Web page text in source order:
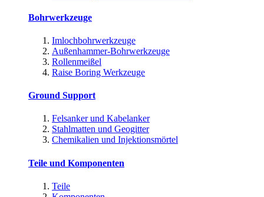
Bohrwerkzeuge
Imlochbohrwerkzeuge
Außenhammer-Bohrwerkzeuge
Rollenmeißel
Raise Boring Werkzeuge
Ground Support
Felsanker und Kabelanker
Stahlmatten und Geogitter
Chemikalien und Injektionsmörtel
Teile und Komponenten
Teile